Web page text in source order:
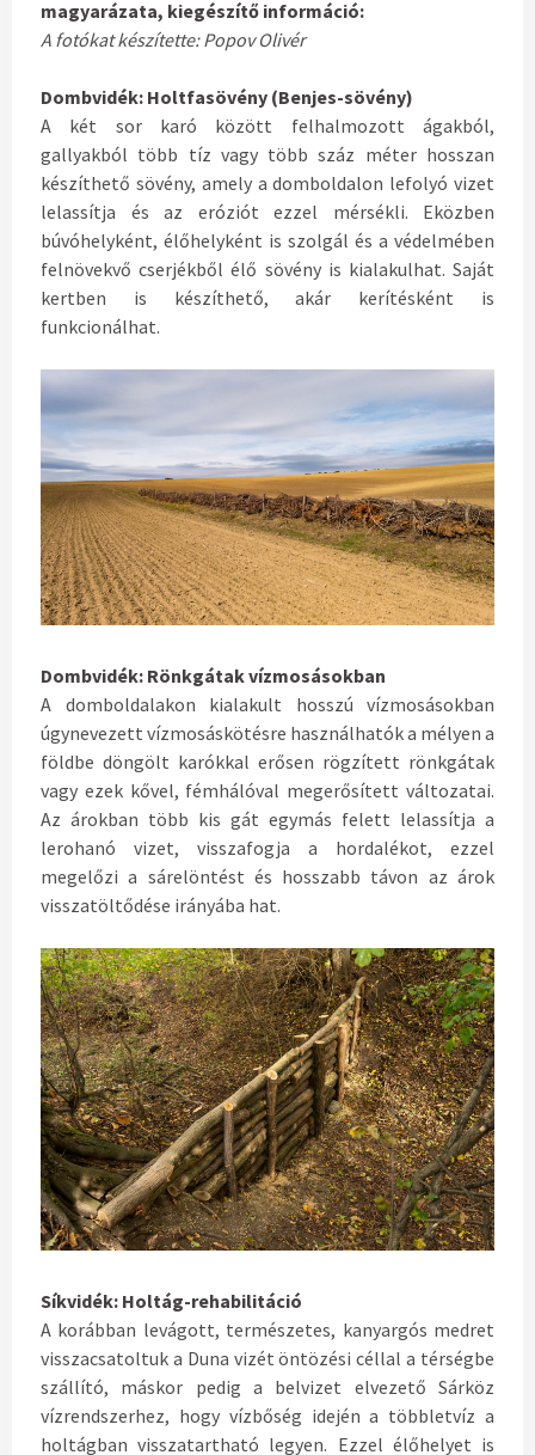
magyarázata, kiegészítő információ:
A fotókat készítette: Popov Olivér
Dombvidék: Holtfasövény (Benjes-sövény)
A két sor karó között felhalmozott ágakból,
gallyakból több tíz vagy több száz méter hosszan
készíthető sövény, amely a domboldalon lefolyó vizet
lelassítja és az eróziót ezzel mérsékli. Eközben
búvóhelyként, élőhelyként is szolgál és a védelmében
felnövekvő cserjékből élő sövény is kialakulhat. Saját
kertben is készíthető, akár kerítésként is
funkcionálhat.
Dombvidék: Rönkgátak vízmosásokban
A domboldalakon kialakult hosszú vízmosásokban
úgynevezett vízmosáskötésre használhatók a mélyen a
földbe döngölt karókkal erősen rögzített rönkgátak
vagy ezek kővel, fémhálóval megerősített változatai.
Az árokban több kis gát egymás felett lelassítja a
lerohanó vizet, visszafogja a hordalékot, ezzel
megelőzi a sárelöntést és hosszabb távon az árok
visszatöltődése irányába hat.
Síkvidék: Holtág-rehabilitáció
A korábban levágott, természetes, kanyargós medret
visszacsatoltuk a Duna vizét öntözési céllal a térségbe
szállító, máskor pedig a belvizet elvezető Sárköz
vízrendszerhez, hogy vízbőség idején a többletvíz a
holtágban visszatartható legyen. Ezzel élőhelyet is